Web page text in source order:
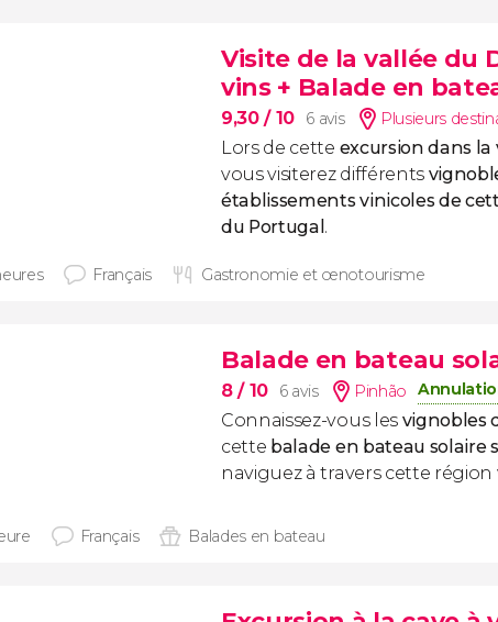
Visite de la vallée du
vins + Balade en
9,30/ 10 6 avis Plusieurs
Lors de cette excursion dans la
vous visiterez différents
établissements vinicoles de
du Portugal .
Français Gastronomie et œnotourisme
Balade en bateau
8/ 10 6 avis Pinhão
Connaissez-vous les vignobles
cette balade en bateau solaire
naviguez à travers cette
Français Balades en bateau